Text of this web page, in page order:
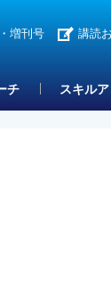
増刊号 講読
チ スキル